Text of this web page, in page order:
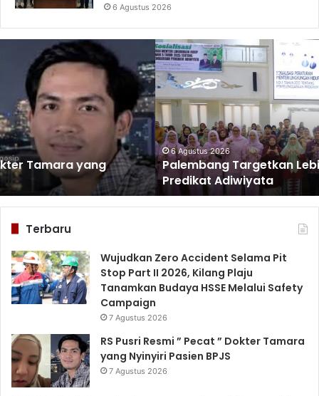
6 Agustus 2026
Targetkan
Banyak
Sekolah
Raih
Predikat
Adiwiyata
6 Agustus 2026
Palembang Targetkan Lebih Banyak Sekolah Raih
Predikat Adiwiyata
Terbaru
Wujudkan Zero Accident Selama Pit
Stop Part II 2026, Kilang Plaju
Tanamkan Budaya HSSE Melalui Safety
Campaign
7 Agustus 2026
RS Pusri Resmi ” Pecat ” Dokter Tamara
yang Nyinyiri Pasien BPJS
7 Agustus 2026